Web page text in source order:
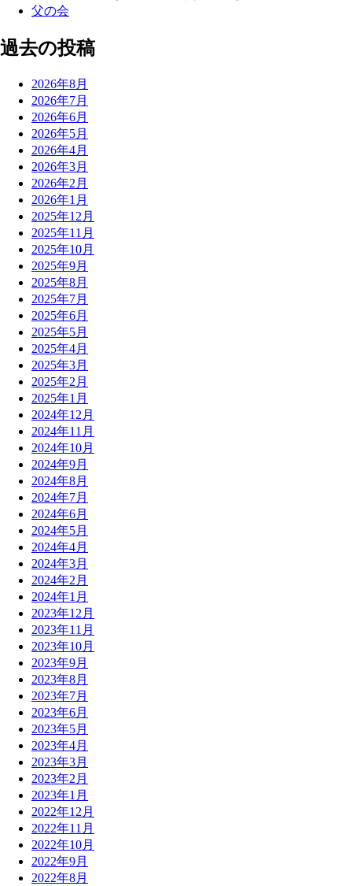
父の会
過去の投稿
2026年8月
2026年7月
2026年6月
2026年5月
2026年4月
2026年3月
2026年2月
2026年1月
2025年12月
2025年11月
2025年10月
2025年9月
2025年8月
2025年7月
2025年6月
2025年5月
2025年4月
2025年3月
2025年2月
2025年1月
2024年12月
2024年11月
2024年10月
2024年9月
2024年8月
2024年7月
2024年6月
2024年5月
2024年4月
2024年3月
2024年2月
2024年1月
2023年12月
2023年11月
2023年10月
2023年9月
2023年8月
2023年7月
2023年6月
2023年5月
2023年4月
2023年3月
2023年2月
2023年1月
2022年12月
2022年11月
2022年10月
2022年9月
2022年8月